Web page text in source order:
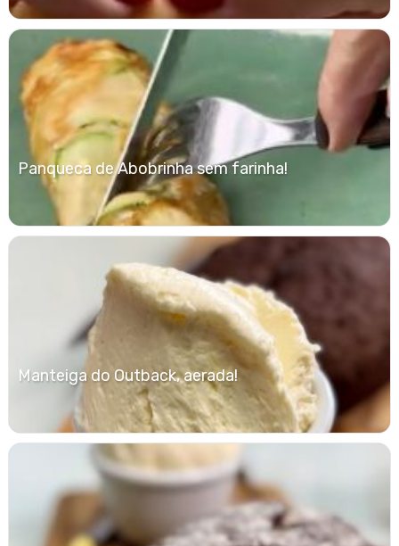
Panqueca de Abobrinha sem farinha!
Manteiga do Outback, aerada!